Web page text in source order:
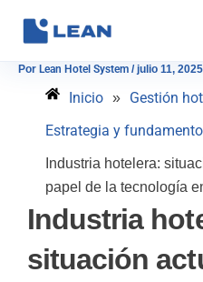
Por Lean Hotel System /julio 11, 2025
Inicio » Gestión
Estrategia y
Industria hotelera:
papel de la tecnología
Industria
situación